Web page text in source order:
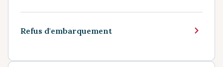
Refus d'embarquement